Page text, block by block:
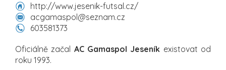
http://www.jesenik-futsal.cz/
acgamaspol@seznam.cz
603581373
Oficiálně začal AC Gamaspol Jeseník existovat od
roku 1993.